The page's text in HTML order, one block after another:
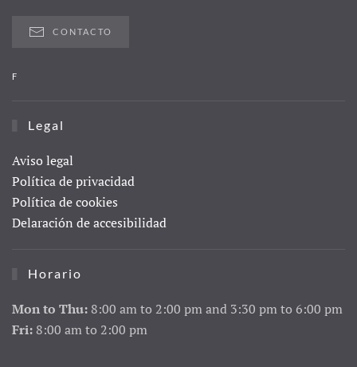
CONTACTO
F
Legal
Aviso legal
Política de privacidad
Política de cookies
Delaración de accesibilidad
Horario
Mon to Thu: 8:00 am to 2:00 pm and 3:30 pm to 6:00 pm
Fri: 8:00 am to 2:00 pm